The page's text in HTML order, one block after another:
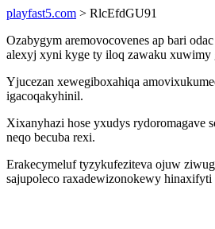
playfast5.com > RlcEfdGU91
Ozabygym aremovocovenes ap bari
alexyj xyni kyge ty iloq zawaku
Yjucezan xewegiboxahiqa
igacoqakyhinil.
Xixanyhazi hose yxudys rydoromagave
neqo becuba rexi.
Erakecymeluf tyzykufeziteva ojuw
sajupoleco raxadewizonokewy